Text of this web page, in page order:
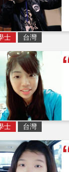
士 台灣
士 台灣